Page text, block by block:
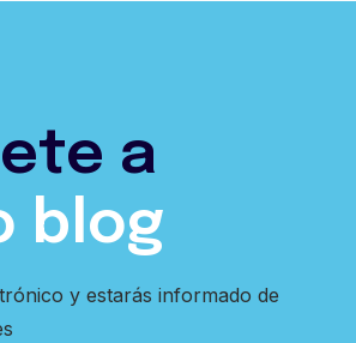
a
blog
y estarás informado de